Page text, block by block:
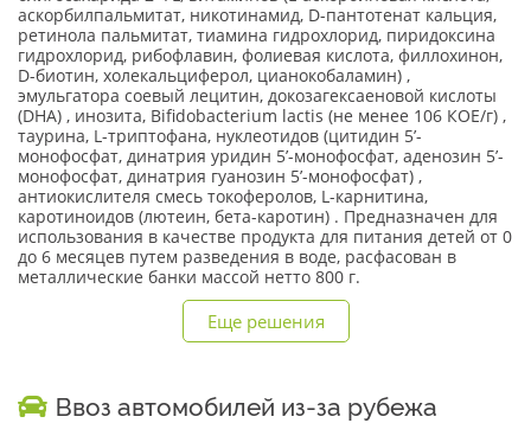
аскорбилпальмитат, никотинамид, D-пантотенат кальция,
ретинола пальмитат, тиамина гидрохлорид, пиридоксина
гидрохлорид, рибофлавин, фолиевая кислота, филлохинон,
D-биотин, холекальциферол, цианокобаламин) ,
эмульгатора соевый лецитин, докозагексаеновой кислоты
(DHA) , инозита, Bifidobacterium lactis (не менее 106 КОЕ/г) ,
таурина, L-триптофана, нуклеотидов (цитидин 5’-
монофосфат, динатрия уридин 5’-монофосфат, аденозин 5’-
монофосфат, динатрия гуанозин 5’-монофосфат) ,
антиокислителя смесь токоферолов, L-карнитина,
каротиноидов (лютеин, бета-каротин) . Предназначен для
использования в качестве продукта для питания детей от 0
до 6 месяцев путем разведения в воде, расфасован в
металлические банки массой нетто 800 г.
Еще решения
Ввоз автомобилей из-за рубежа